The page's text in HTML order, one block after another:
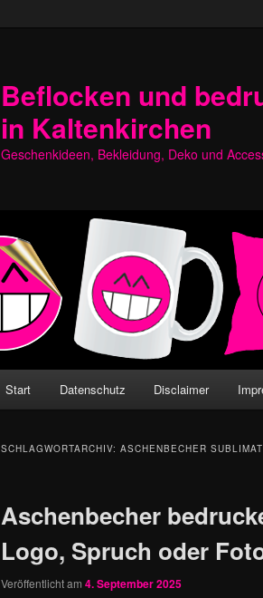
Beflocken und
in Kaltenkirchen
Geschenkideen, Bekleidung, Deko und
Start Datenschutz Disclaimer
SCHLAGWORTARCHIV: ASCHENBECHER
Aschenbecher
Logo, Spruch oder
Veröffentlicht am 4. September 2025